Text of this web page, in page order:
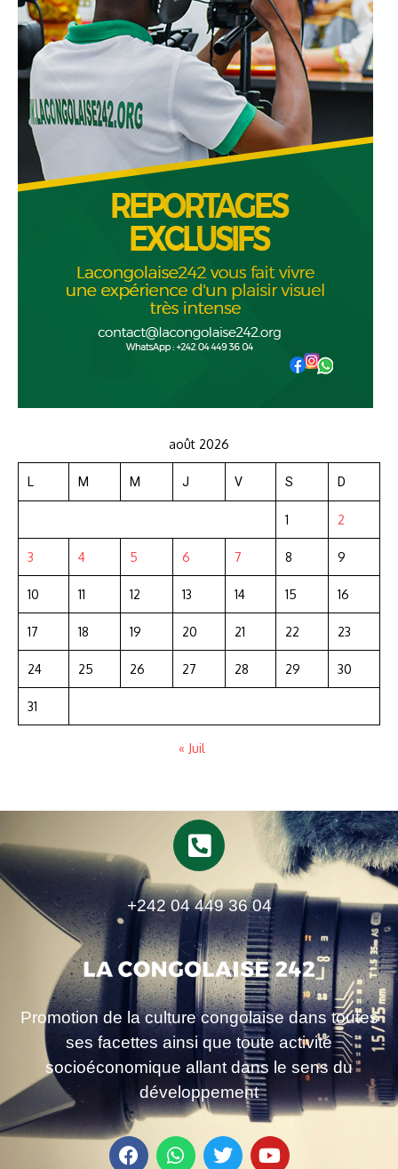
août 2026
L M M J V S D
1 2
3 4 5 6 7 8 9
10 11 12 13 14 15 16
17 18 19 20 21 22 23
24 25 26 27 28 29 30
31
« Juil
+242 04 449 36 04
Promotion de la culture congolaise dans toutes
ses facettes ainsi que toute activité
socioéconomique allant dans le sens du
développement